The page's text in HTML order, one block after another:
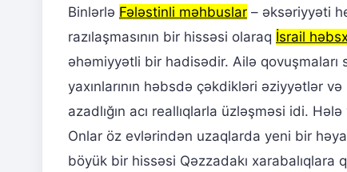
Binlərlə Fələstinli məhbuslar – əksəriyyəti
razılaşmasının bir hissəsi olaraq İsrail
əhəmiyyətli bir hadisədir. Ailə qovuşmaları
yaxınlarının həbsdə çəkdikləri əziyyətlər
azadlığın acı reallıqlarla üzləşməsi idi.
Onlar öz evlərindən uzaqlarda yeni bir
böyük bir hissəsi Qəzzadakı xarabalıqlara